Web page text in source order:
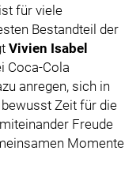
für viele
Bestandteil der
Vivien Isabel
Coca-Cola
anregen, sich in
Zeit für die
Freude
Momente